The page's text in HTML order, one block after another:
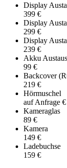
Display
399 €
Display
299 €
Display
239 €
Akku
99 €
Backcover
219 €
Hörmuschel
auf Anfrage €
Kameraglas
89 €
Kamera
149 €
Ladebuchse
159 €